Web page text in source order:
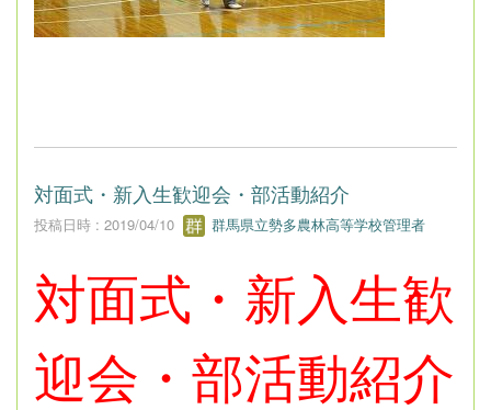
対面式・新入生歓迎会・部活動紹介
投稿日時 : 2019/04/10 群馬県立勢多農林高等学校管理者
対面式・新入生歓
迎会・部活動紹介